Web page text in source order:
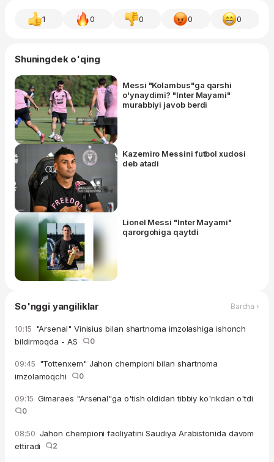
1 0 0 0 0
Shuningdek o'qing
Messi "Kolambus"ga qarshi
o'ynaydimi? "Inter Mayami"
murabbiyi javob berdi
Kazemiro Messini futbol xudosi
deb atadi
Lionel Messi "Inter Mayami"
qarorgohiga qaytdi
So'nggi yangiliklar Barcha ›
10:15 "Arsenal" Vinisius bilan shartnoma imzolashiga ishonch
bildirmoqda - AS
0
09:45 "Tottenxem" Jahon chempioni bilan shartnoma
imzolamoqchi
0
09:15 Gimaraes "Arsenal"ga o'tish oldidan tibbiy ko'rikdan o'tdi
0
08:50 Jahon chempioni faoliyatini Saudiya Arabistonida davom
ettiradi
2